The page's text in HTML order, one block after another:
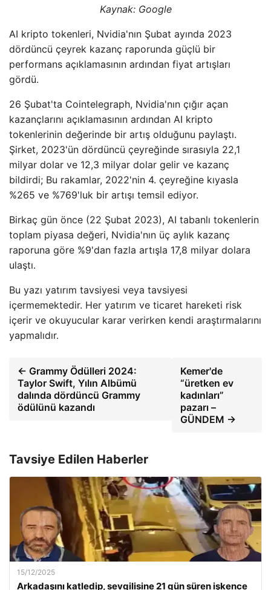
Kaynak: Google
AI kripto tokenleri, Nvidia'nın Şubat ayında 2023
dördüncü çeyrek kazanç raporunda güçlü bir
performans açıklamasının ardından fiyat artışları
gördü.
26 Şubat'ta Cointelegraph, Nvidia'nın çığır açan
kazançlarını açıklamasının ardından AI kripto
tokenlerinin değerinde bir artış olduğunu paylaştı.
Şirket, 2023'ün dördüncü çeyreğinde sırasıyla 22,1
milyar dolar ve 12,3 milyar dolar gelir ve kazanç
bildirdi; Bu rakamlar, 2022'nin 4. çeyreğine kıyasla
%265 ve %769'luk bir artışı temsil ediyor.
Birkaç gün önce (22 Şubat 2023), AI tabanlı tokenlerin
toplam piyasa değeri, Nvidia'nın üç aylık kazanç
raporuna göre %9'dan fazla artışla 17,8 milyar dolara
ulaştı.
Bu yazı yatırım tavsiyesi veya tavsiyesi
içermemektedir. Her yatırım ve ticaret hareketi risk
içerir ve okuyucular karar verirken kendi araştırmalarını
yapmalıdır.
← Grammy Ödülleri 2024:
Taylor Swift, Yılın Albümü
dalında dördüncü Grammy
ödülünü kazandı
Kemer'de
“üretken ev
kadınları”
pazarı –
GÜNDEM →
Tavsiye Edilen Haberler
15/12/2025
Arkadaşını katledip, sevgilisine 21 gün süren işkence